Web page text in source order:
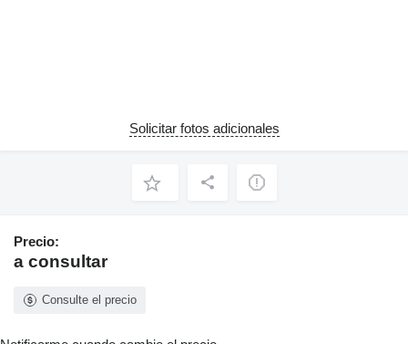
Solicitar fotos adicionales
Precio:
a consultar
Consulte el precio